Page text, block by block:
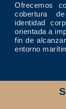
Ofrecemos
cobertura
identidad
orientada a
fin de
entorno